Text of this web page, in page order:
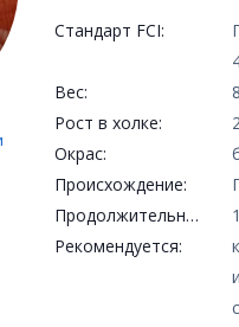
Стандарт FCI:
Вес:
Рост в холке:
Окрас:
Происхождение:
Продолжительность жизни:
Рекомендуется: